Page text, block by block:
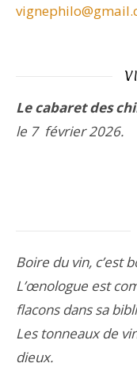
Le cabaret des
le 7 février 2026.
Boire du vin, c’est
L’œnologue est
flacons dans sa
Les tonneaux de
dieux.